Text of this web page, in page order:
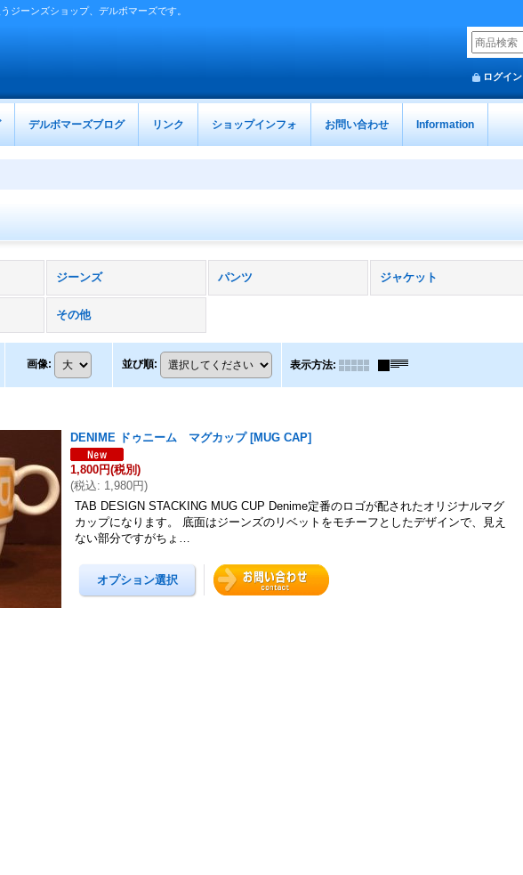
ジーンズショップ、デルボマーズです。
ログイン
デルボマーズブログ リンク ショップインフォ お問い合わせ Information
ジーンズ パンツ ジャケット
その他
画像: 並び順: 表示方法:
DENIME ドゥニーム マグカップ [MUG CAP]
1,800円(税別)
(税込: 1,980円)
TAB DESIGN STACKING MUG CUP Denime定番のロゴが配されたオリジナルマグ
カップになります。 底面はジーンズのリベットをモチーフとしたデザインで、見え
ない部分ですがちょ…